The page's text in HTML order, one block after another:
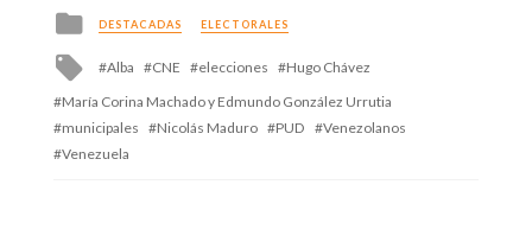
Posted
in
DESTACADAS ELECTORALES
Tagged
Alba CNE elecciones
Hugo Chávez
María Corina Machado y Edmundo González Urrutia
municipales
Nicolás Maduro PUD
Venezolanos
Venezuela